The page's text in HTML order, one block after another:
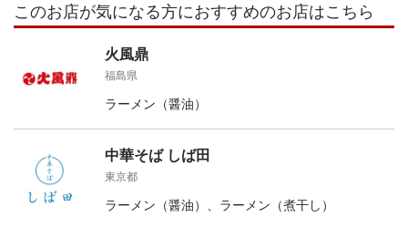
このお店が気になる方におすすめのお店はこちら
火風鼎
福島県
ラーメン（醤油）
中華そば しば田
東京都
ラーメン（醤油）、ラーメン（煮干し）